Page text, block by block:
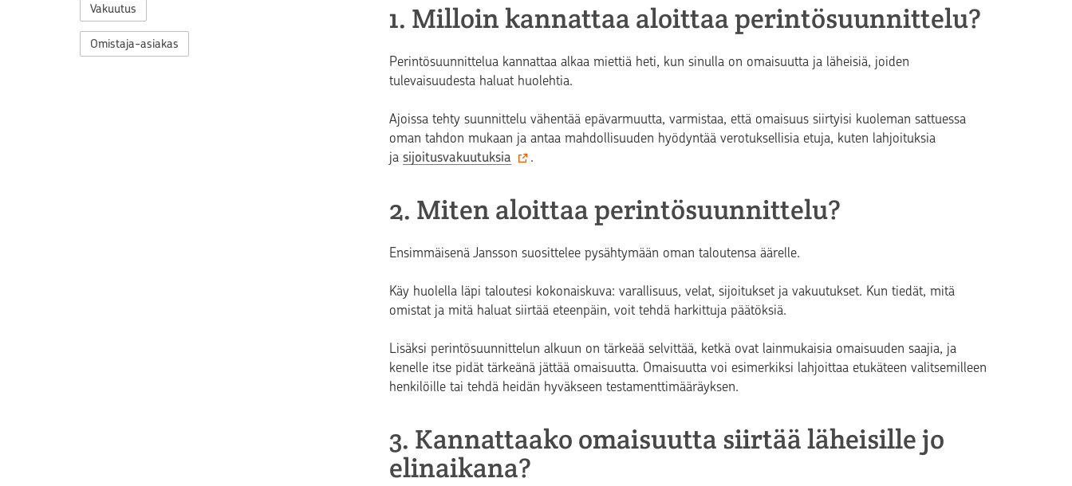
Vakuutus
Omistaja-asiakas
1. Milloin kannattaa aloittaa perintösuunnittelu?
Perintösuunnittelua kannattaa alkaa miettiä heti, kun sinulla on omaisuutta ja läheisiä, joiden
tulevaisuudesta haluat huolehtia.
Ajoissa tehty suunnittelu vähentää epävarmuutta, varmistaa, että omaisuus siirtyisi kuoleman sattuessa
oman tahdon mukaan ja antaa mahdollisuuden hyödyntää verotuksellisia etuja, kuten lahjoituksia
jasijoitusvakuutuksia .
2. Miten aloittaa perintösuunnittelu?
Ensimmäisenä Jansson suosittelee pysähtymään oman taloutensa äärelle.
Käy huolella läpi taloutesi kokonaiskuva: varallisuus, velat, sijoitukset ja vakuutukset. Kun tiedät, mitä
omistat ja mitä haluat siirtää eteenpäin, voit tehdä harkittuja päätöksiä.
Lisäksi perintösuunnittelun alkuun on tärkeää selvittää, ketkä ovat lainmukaisia omaisuuden saajia, ja
kenelle itse pidät tärkeänä jättää omaisuutta. Omaisuutta voi esimerkiksi lahjoittaa etukäteen valitsemilleen
henkilöille tai tehdä heidän hyväkseen testamenttimääräyksen.
3. Kannattaako omaisuutta siirtää läheisille jo
elinaikana?